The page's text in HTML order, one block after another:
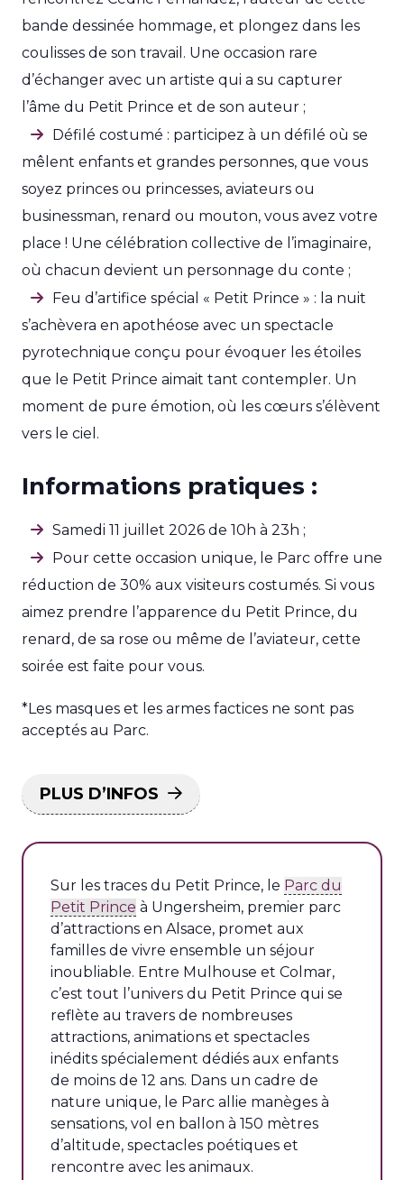
bande dessinée hommage, et plongez dans les
coulisses de son travail. Une occasion rare
d’échanger avec un artiste qui a su capturer
l’âme du Petit Prince et de son auteur ;
Défilé costumé : participez à un défilé où se
mêlent enfants et grandes personnes, que vous
soyez princes ou princesses, aviateurs ou
businessman, renard ou mouton, vous avez votre
place ! Une célébration collective de l’imaginaire,
où chacun devient un personnage du conte ;
Feu d’artifice spécial « Petit Prince » : la nuit
s’achèvera en apothéose avec un spectacle
pyrotechnique conçu pour évoquer les étoiles
que le Petit Prince aimait tant contempler. Un
moment de pure émotion, où les cœurs s’élèvent
vers le ciel.
Informations pratiques :
Samedi 11 juillet 2026 de 10h à 23h ;
Pour cette occasion unique, le Parc offre une
réduction de 30% aux visiteurs costumés. Si vous
aimez prendre l’apparence du Petit Prince, du
renard, de sa rose ou même de l’aviateur, cette
soirée est faite pour vous.
*Les masques et les armes factices ne sont pas
acceptés au Parc.
PLUS D’INFOS
Sur les traces du Petit Prince, le Parc du
Petit Prince à Ungersheim, premier parc
d’attractions en Alsace, promet aux
familles de vivre ensemble un séjour
inoubliable. Entre Mulhouse et Colmar,
c’est tout l’univers du Petit Prince qui se
reflète au travers de nombreuses
attractions, animations et spectacles
inédits spécialement dédiés aux enfants
de moins de 12 ans. Dans un cadre de
nature unique, le Parc allie manèges à
sensations, vol en ballon à 150 mètres
d’altitude, spectacles poétiques et
rencontre avec les animaux.